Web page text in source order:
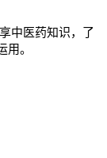
中医药知识，了
。